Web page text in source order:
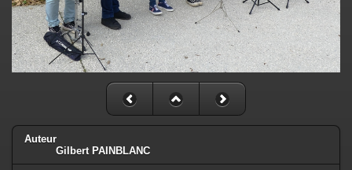
Auteur
Gilbert PAINBLANC